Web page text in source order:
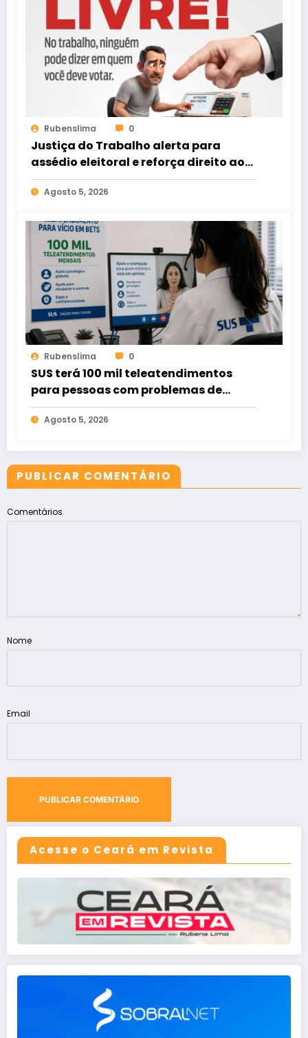
Rubenslima 0
Justiça do Trabalho alerta para
assédio eleitoral e reforça direito ao
voto livre nas relações de trabalho
Agosto 5, 2026
Rubenslima 0
SUS terá 100 mil teleatendimentos
para pessoas com problemas de
apostas em bets
Agosto 5, 2026
PUBLICAR COMENTÁRIO
Comentários
Nome
Email
Acesse o Ceará em Revista